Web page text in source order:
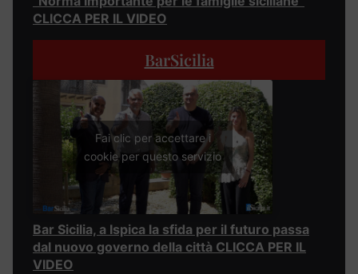
CLICCA PER IL VIDEO
BarSicilia
Fai clic per accettare i
cookie per questo servizio
Bar Sicilia, a Ispica la sfida per il futuro passa
dal nuovo governo della città CLICCA PER IL
VIDEO